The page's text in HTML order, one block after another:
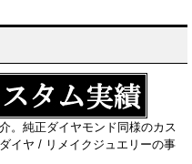
。純正ダイヤモンド同様のカス
イヤ / リメイクジュエリーの事